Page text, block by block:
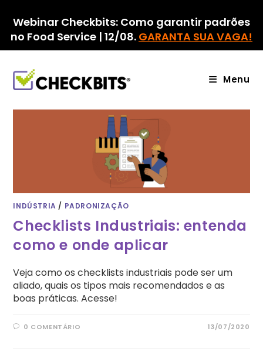
para
conteúdo
Webinar Checkbits: Como garantir padrões
no Food Service | 12/08. GARANTA SUA VAGA!
Menu
INDÚSTRIA / PADRONIZAÇÃO
Checklists Industriais: entenda
como e onde aplicar
Veja como os checklists industriais pode ser um
aliado, quais os tipos mais recomendados e as
boas práticas. Acesse!
0 COMENTÁRIO 13/07/2020